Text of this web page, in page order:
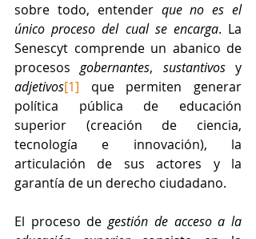
sobre todo, entender que no es el
único proceso del cual se encarga. La
Senescyt comprende un abanico de
procesos gobernantes, sustantivos
adjetivos[1] que permiten generar
política pública de educación
superior (creación de ciencia,
tecnología e innovación), la
articulación de sus actores y la
garantía de un derecho ciudadano.
El proceso de gestión de acceso a la